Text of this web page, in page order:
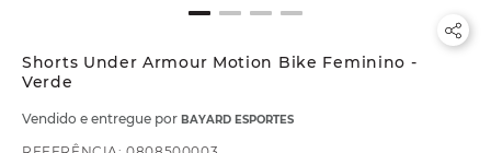
Shorts Under Armour Motion Bike Feminino -
Verde
Vendido e entregue por BAYARD ESPORTES